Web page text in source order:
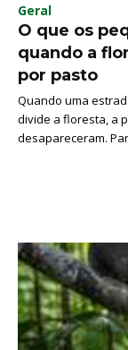
Geral
O que os
quando a
por pasto
Quando uma
divide a floresta, a
desapareceram.